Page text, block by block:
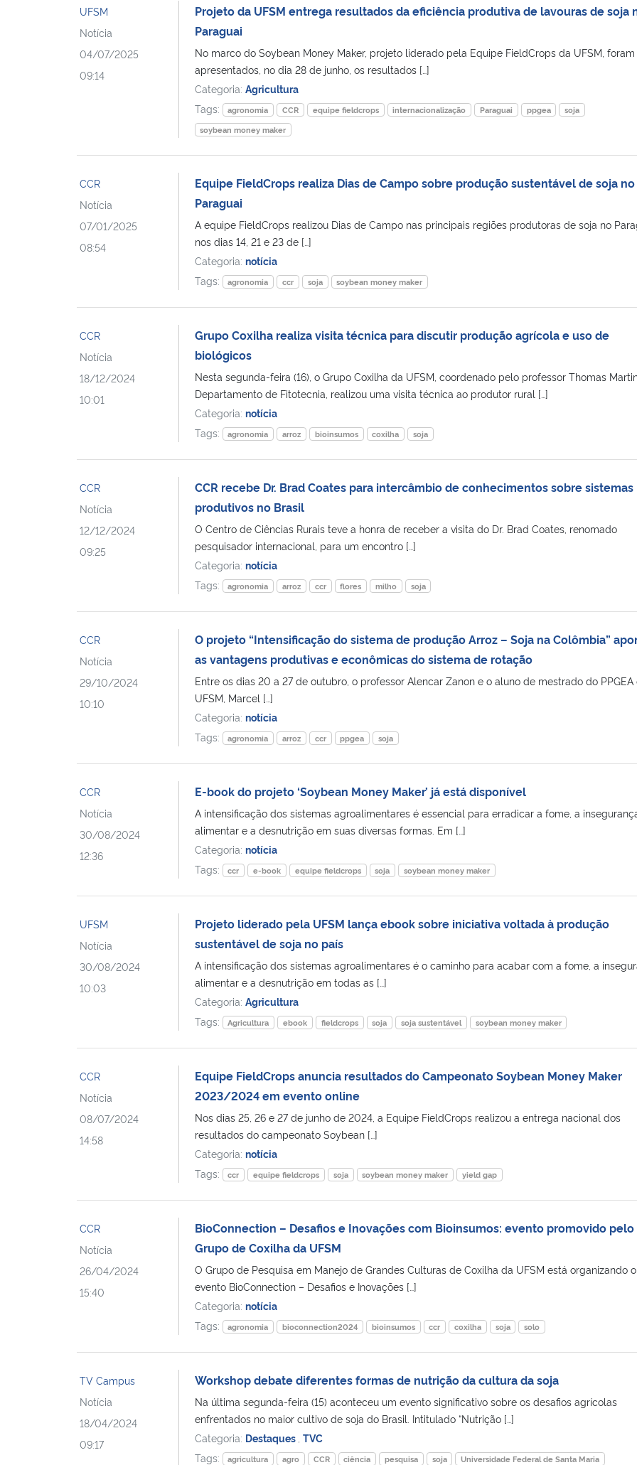
UFSM
Notícia
04/07/2025
09:14
Projeto da UFSM entrega resultados da eficiência produtiva de lavouras de soja
Paraguai
No marco do Soybean Money Maker, projeto liderado pela Equipe FieldCrops da UFSM, foram
apresentados, no dia 28 de junho, os resultados […]
Categoria: Agricultura
Tags:
agronomia CCR equipe fieldcrops internacionalização Paraguai ppgea
soja
soybean money maker
CCR
Notícia
07/01/2025
08:54
Equipe FieldCrops realiza Dias de Campo sobre produção sustentável de soja no
Paraguai
A equipe FieldCrops realizou Dias de Campo nas principais regiões produtoras de soja no
nos dias 14, 21 e 23 de […]
Categoria: notícia
Tags:
agronomia ccr soja soybean money maker
CCR
Notícia
18/12/2024
10:01
Grupo Coxilha realiza visita técnica para discutir produção agrícola e uso de
biológicos
Nesta segunda-feira (16), o Grupo Coxilha da UFSM, coordenado pelo professor Thomas
Departamento de Fitotecnia, realizou uma visita técnica ao produtor rural […]
Categoria: notícia
Tags:
agronomia arroz bioinsumos coxilha soja
CCR
Notícia
12/12/2024
09:25
CCR recebe Dr. Brad Coates para intercâmbio de conhecimentos sobre sistemas
produtivos no Brasil
O Centro de Ciências Rurais teve a honra de receber a visita do Dr. Brad Coates, renomado
pesquisador internacional, para um encontro […]
Categoria: notícia
Tags:
agronomia arroz ccr flores milho soja
CCR
Notícia
29/10/2024
10:10
O projeto “Intensificação do sistema de produção Arroz – Soja na Colômbia”
as vantagens produtivas e econômicas do sistema de rotação
Entre os dias 20 a 27 de outubro, o professor Alencar Zanon e o aluno de mestrado do PPGEA
UFSM, Marcel […]
Categoria: notícia
Tags:
agronomia arroz ccr ppgea soja
CCR
Notícia
30/08/2024
12:36
E-book do projeto ‘Soybean Money Maker’ já está disponível
A intensificação dos sistemas agroalimentares é essencial para erradicar a fome, a
alimentar e a desnutrição em suas diversas formas. Em […]
Categoria: notícia
Tags:
ccr e-book equipe fieldcrops soja soybean money maker
UFSM
Notícia
30/08/2024
10:03
Projeto liderado pela UFSM lança ebook sobre iniciativa voltada à produção
sustentável de soja no país
A intensificação dos sistemas agroalimentares é o caminho para acabar com a fome, a
alimentar e a desnutrição em todas as […]
Categoria: Agricultura
Tags:
Agricultura ebook fieldcrops soja soja sustentável soybean money maker
CCR
Notícia
08/07/2024
14:58
Equipe FieldCrops anuncia resultados do Campeonato Soybean Money Maker
2023/2024 em evento online
Nos dias 25, 26 e 27 de junho de 2024, a Equipe FieldCrops realizou a entrega nacional dos
resultados do campeonato Soybean […]
Categoria: notícia
Tags:
ccr equipe fieldcrops soja soybean money maker yield gap
CCR
Notícia
26/04/2024
15:40
BioConnection – Desafios e Inovações com Bioinsumos: evento promovido pelo
Grupo de Coxilha da UFSM
O Grupo de Pesquisa em Manejo de Grandes Culturas de Coxilha da UFSM está organizando o
evento BioConnection – Desafios e Inovações […]
Categoria: notícia
Tags:
agronomia bioconnection2024 bioinsumos ccr coxilha soja solo
TV Campus
Notícia
18/04/2024
09:17
Workshop debate diferentes formas de nutrição da cultura da soja
Na última segunda-feira (15) aconteceu um evento significativo sobre os desafios agrícolas
enfrentados no maior cultivo de soja do Brasil. Intitulado “Nutrição […]
Categoria: Destaques TVC
Tags:
agricultura agro CCR ciência pesquisa soja Universidade Federal de Santa Maria